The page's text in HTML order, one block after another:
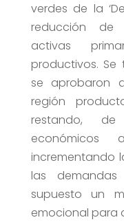
verdes de la
reducción de
activas
productivos.
se aprobaron
región
restando,
incrementando
las
supuesto un
emocional para